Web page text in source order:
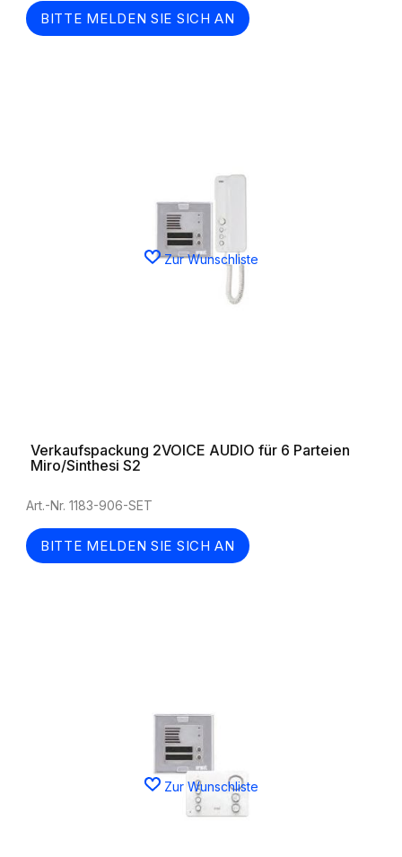
BITTE MELDEN SIE SICH AN
Zur Wunschliste
Verkaufspackung 2VOICE AUDIO für 6 Parteien
Miro/Sinthesi S2
Art.-Nr. 1183-906-SET
BITTE MELDEN SIE SICH AN
Zur Wunschliste